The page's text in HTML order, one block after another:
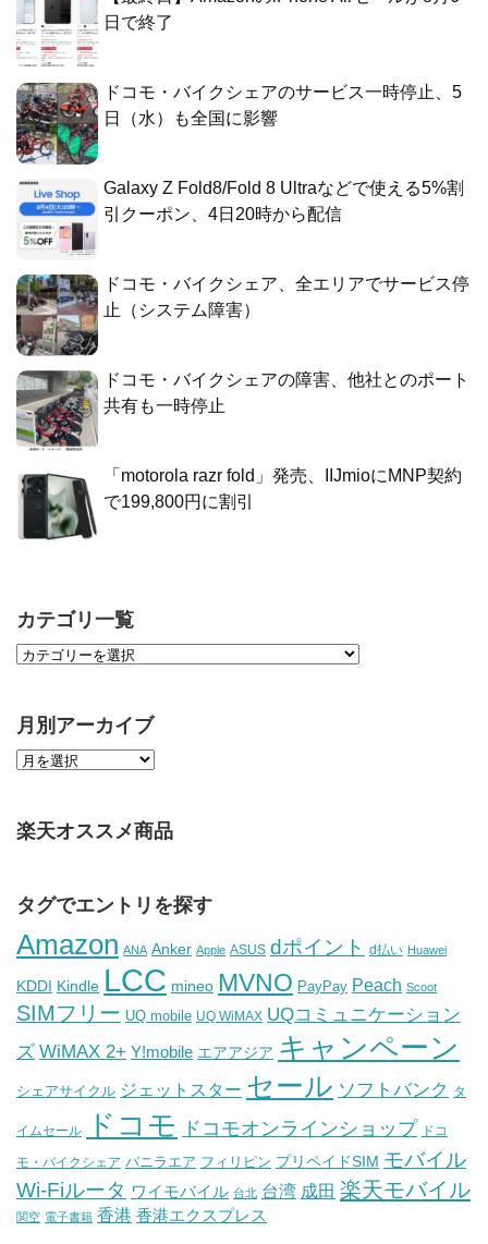
日で終了
ドコモ・バイクシェアのサービス一時停止、5
日（水）も全国に影響
Galaxy Z Fold8/Fold 8 Ultraなどで使える5%割
引クーポン、4日20時から配信
ドコモ・バイクシェア、全エリアでサービス停
止（システム障害）
ドコモ・バイクシェアの障害、他社とのポート
共有も一時停止
「motorola razr fold」発売、IIJmioにMNP契約
で199,800円に割引
カテゴリ一覧
月別アーカイブ
楽天オススメ商品
タグでエントリを探す
Amazon ANA Anker Apple ASUS dポイント d払い Huawei
KDDI Kindle LCC mineo MVNO PayPay Peach Scoot
SIMフリー UQ mobile UQ WiMAX UQコミュニケーション
ズ WiMAX 2+ Y!mobile エアアジア キャンペーン
シェアサイクル ジェットスター セール ソフトバンク タ
イムセール ドコモ ドコモオンラインショップ ドコ
モ・バイクシェア バニラエア フィリピン プリペイドSIM モバイル
Wi-Fiルータ ワイモバイル 台北 台湾 成田 楽天モバイル
関空 電子書籍 香港 香港エクスプレス